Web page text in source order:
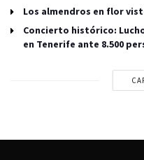
Los almendros en flor
Concierto histórico:
en Tenerife ante 8.500